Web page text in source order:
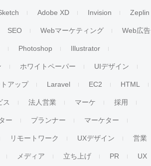
Adobe XD Invision Zeplin
SEO Webマーケティング Web広告
Photoshop Illustrator
ホワイトペーパー UIデザイン
アップ Laravel EC2 HTML
ス 法人営業 マーケ 採用
ー プランナー マーケター
リモートワーク UXデザイン 営業
メディア 立ち上げ PR UX